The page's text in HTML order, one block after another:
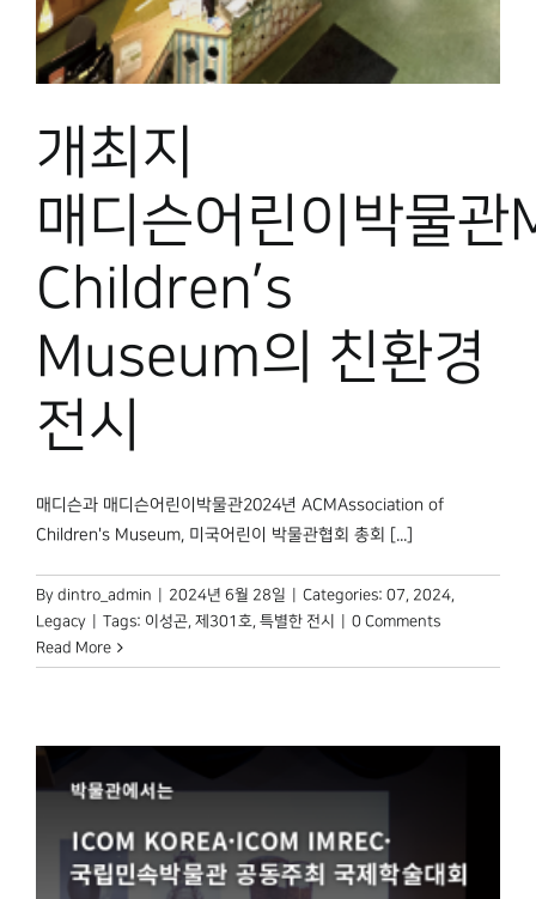
개최지
매디슨어린이박물
Children’s
Museum의 친환경
전시
매디슨과 매디슨어린이박물관2024년 ACMAssociation of
Children's Museum, 미국어린이 박물관협회 총회 [...]
By dintro_admin 2024년 6월 28일 Categories: 07, 2024,
Legacy
Tags: 이성곤, 제301호, 특별한 전시
0 Comments
Read More